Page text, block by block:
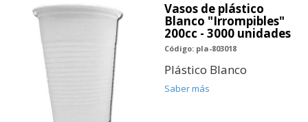
Vasos de plástico
Blanco "Irrompibles"
200cc - 3000 unidades
Código: pla-803018
Plástico Blanco
Saber más